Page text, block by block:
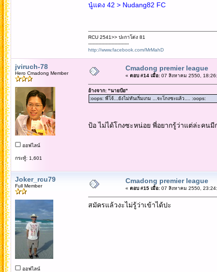
นู๋แดง 42 > Nudang82 FC
RCU 2541>> ปะกาโด่ง 81
----------------------------
http://www.facebook.com/MrMahD
jviruch-78
Hero Cmadong Member
ออฟไลน์
กระทู้: 1,601
Cmadong premier league
« ตอบ #14 เมื่อ:07 สิงหาคม 2550,
อ้างจาก: "นายป้อ"
:oops: พี่โจ้...ยังไม่ทันเริ่มเกม ...จะโกงซะแล้ว.... :oops:
ป้อ ไม่ได้โกงซะหน่อย พี่อยากรู้ว่าแต่ล่ะคนมี
Joker_rcu79
Full Member
ออฟไลน์
Cmadong premier league
« ตอบ #15 เมื่อ:07 สิงหาคม 2550,
สมัครแล้วงะไม่รู้ว่าเข้าได้ปะ